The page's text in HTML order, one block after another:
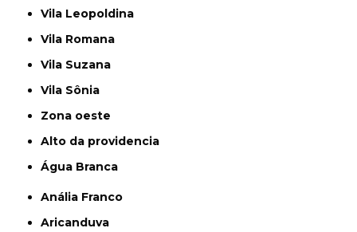
Vila Leopoldina
Vila Romana
Vila Suzana
Vila Sônia
Zona oeste
alto da providencia
Água Branca
Anália Franco
Aricanduva